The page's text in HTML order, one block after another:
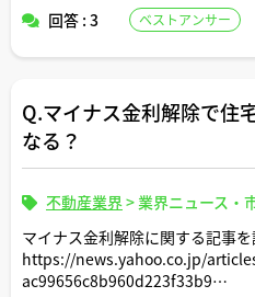
回答 : 3
ベストアンサー
Q.マイナス金利解除で住
なる？
不動産業界> 業界ニュース・
マイナス金利解除に関する記事を
https://news.yahoo.co.jp/
ac99656c8b960d223f33b9